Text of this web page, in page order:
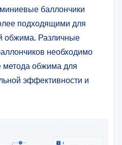
баллончики
подходящими для
обжима. Различные
необходимо
метода обжима для
эффективности и